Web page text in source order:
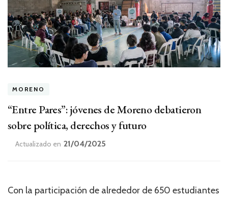
MORENO
“Entre Pares”: jóvenes de Moreno debatieron
sobre política, derechos y futuro
Actualizado en 21/04/2025
Con la participación de alrededor de 650 estudiantes